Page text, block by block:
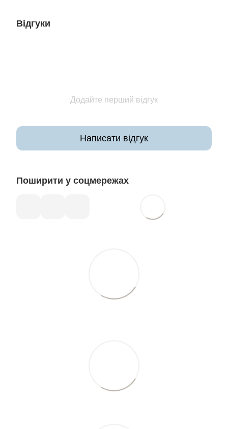
Відгуки
Додайте перший відгук
Написати відгук
Поширити у соцмережах